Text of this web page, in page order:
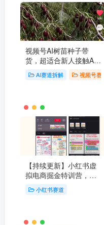
视频号AI树苗种子带
货，超适合新人接触AI
落地变现项目
AI赛道拆解 视频号赛道
【持续更新】小红书虚
拟电商掘金特训营，从0
到1带你玩小红书虚拟店
铺 小红书赛道